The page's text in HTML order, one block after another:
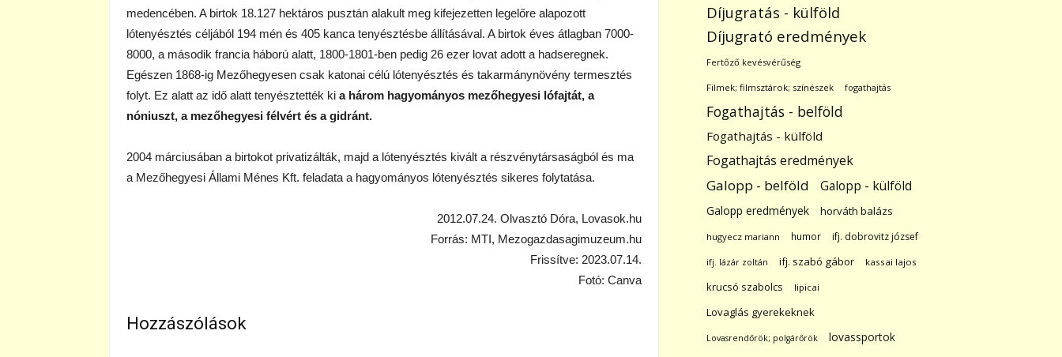
medencében. A birtok 18.127 hektáros pusztán alakult meg kifejezetten legelőre alapozott
lótenyésztés céljából 194 mén és 405 kanca tenyésztésbe állításával. A birtok éves átlagban 7000-
8000, a második francia háború alatt, 1800-1801-ben pedig 26 ezer lovat adott a hadseregnek.
Egészen 1868-ig Mezőhegyesen csak katonai célú lótenyésztés és takarmánynövény termesztés
folyt. Ez alatt az idő alatt tenyésztették ki a három hagyományos mezőhegyesi lófajtát, a
nóniuszt, a mezőhegyesi félvért és a gidránt.
2004 márciusában a birtokot privatizálták, majd a lótenyésztés kivált a részvénytársaságból és ma
a Mezőhegyesi Állami Ménes Kft. feladata a hagyományos lótenyésztés sikeres folytatása.
2012.07.24. Olvasztó Dóra, Lovasok.hu
Forrás: MTI, Mezogazdasagimuzeum.hu
Frissítve: 2023.07.14.
Fotó: Canva
Hozzászólások
Díjugratás - külföld
Díjugrató eredmények
Fertőző kevésvérűség
Filmek; filmsztárok; színészek fogathajtás
Fogathajtás - belföld
Fogathajtás - külföld
Fogathajtás eredmények
Galopp - belföld Galopp - külföld
Galopp eredmények horváth balázs
hugyecz mariann humor ifj. dobrovitz józsef
ifj. lázár zoltán ifj. szabó gábor kassai lajos
krucsó szabolcs lipicai
Lovaglás gyerekeknek
Lovasrendőrök; polgárőrök
lovassportok